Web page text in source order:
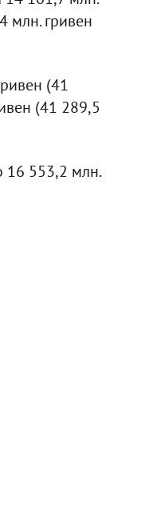
млн. гривен
(41
(41 289,5
16 553,2 млн.